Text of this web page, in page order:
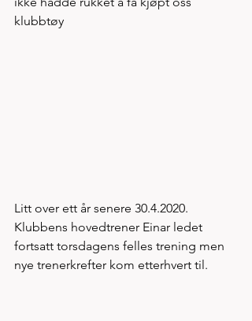
klubbtøy
Litt over ett år senere 30.4.2020.
Klubbens hovedtrener Einar ledet
fortsatt torsdagens felles trening men
nye trenerkrefter kom etterhvert til.